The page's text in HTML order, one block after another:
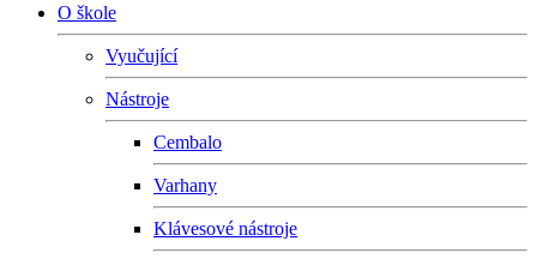
O škole
Vyučující
Nástroje
Cembalo
Varhany
Klávesové nástroje